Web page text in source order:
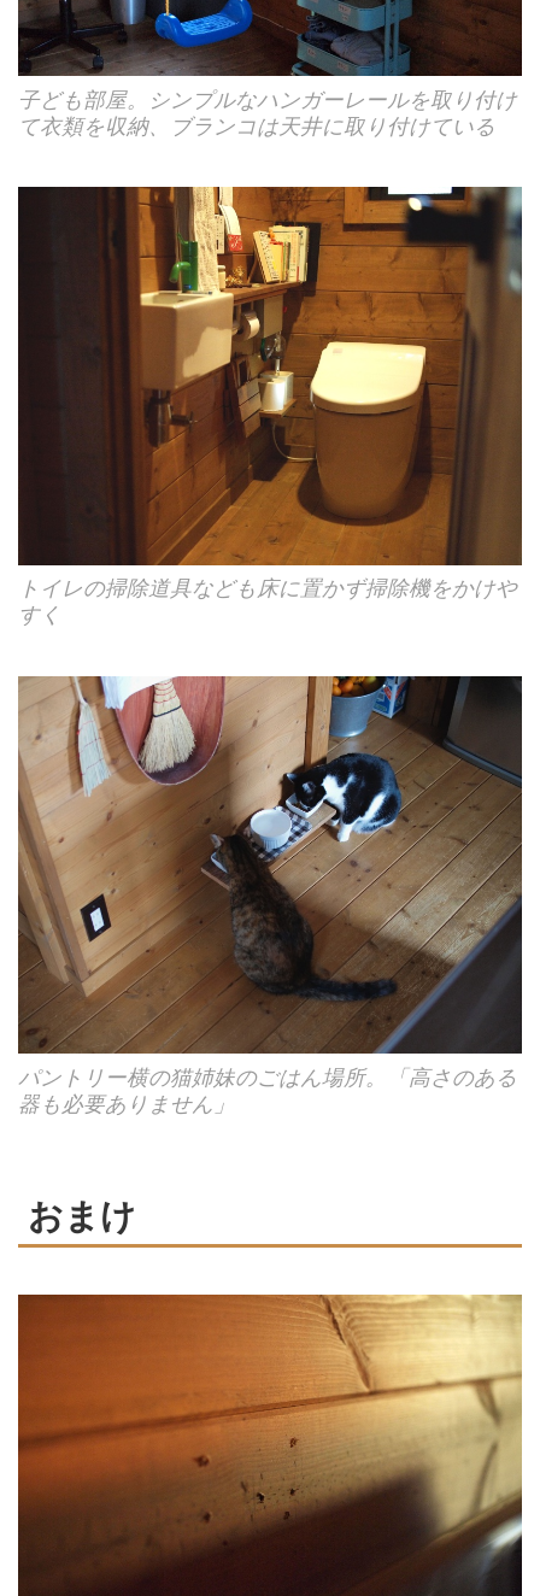
子ども部屋。シンプルなハンガーレールを取り付け
て衣類を収納、ブランコは天井に取り付けている
トイレの掃除道具なども床に置かず掃除機をかけや
すく
パントリー横の猫姉妹のごはん場所。「高さのある
器も必要ありません」
おまけ